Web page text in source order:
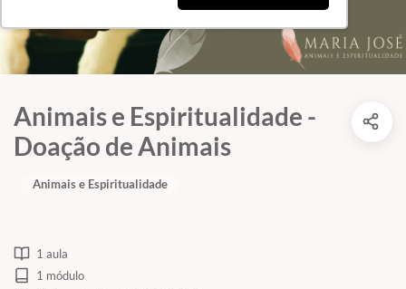
Animais e Espiritualidade -
Doação de Animais
Animais e Espiritualidade
1 aula
1 módulo